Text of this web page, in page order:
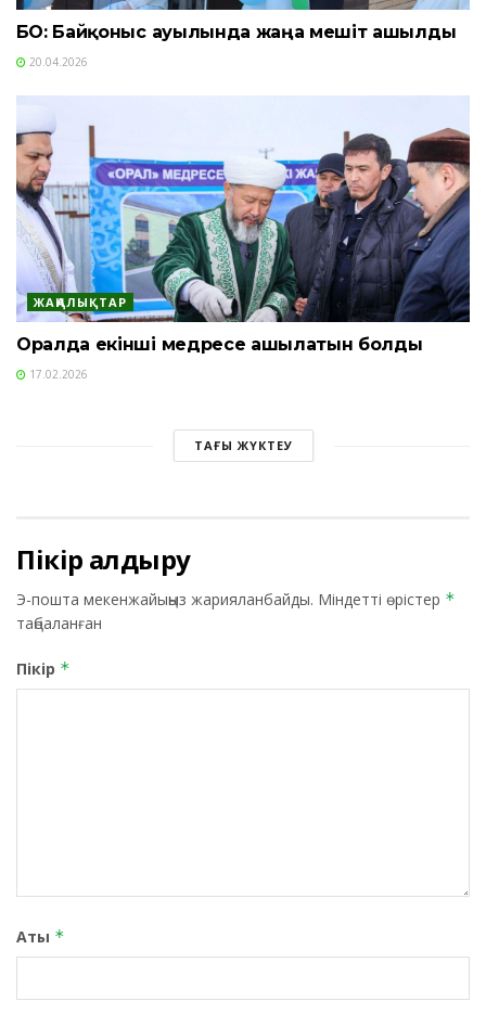
БҚО: Байқоныс ауылында жаңа мешіт ашылды
20.04.2026
ЖАҢАЛЫҚТАР
Оралда екінші медресе ашылатын болды
17.02.2026
ТАҒЫ ЖҮКТЕУ
Пікір қалдыру
Э-пошта мекенжайыңыз жарияланбайды. Міндетті өрістер *
таңбаланған
Пікір *
Аты *